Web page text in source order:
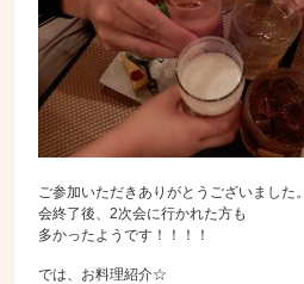
ご参加いただきありがとうございました。
会終了後、2次会に行かれた方も
多かったようです！！！！
では、お料理紹介☆